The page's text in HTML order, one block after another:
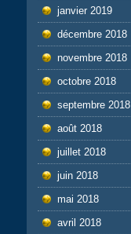
janvier 2019
décembre 2018
novembre 2018
octobre 2018
septembre 2018
août 2018
juillet 2018
juin 2018
mai 2018
avril 2018